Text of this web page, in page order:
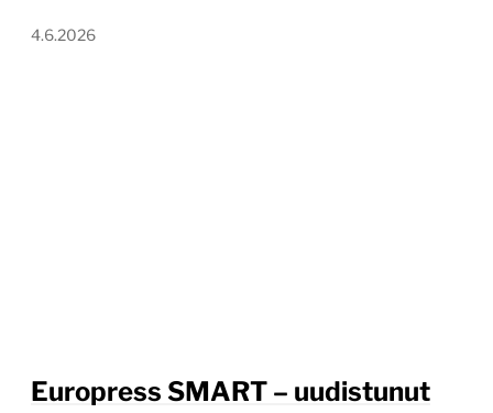
4.6.2026
Europress SMART – uudistunut